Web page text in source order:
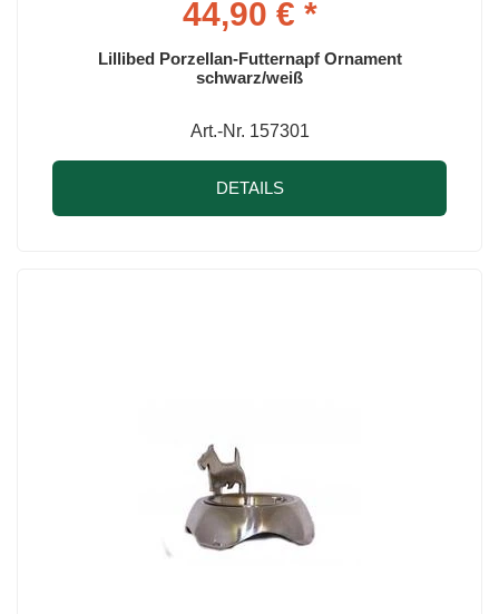
44,90 € *
Lillibed Porzellan-Futternapf Ornament
schwarz/weiß
Art.-Nr. 157301
DETAILS